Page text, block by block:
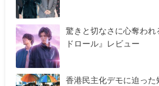
驚きと切なさに心奪わ
ドロール』レビュー
香港民主化デモに迫っ